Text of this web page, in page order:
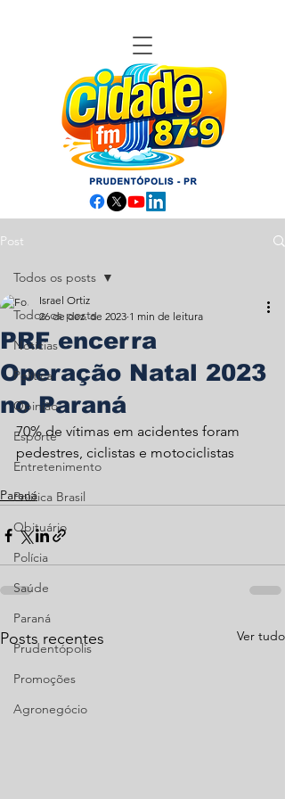
Post
Todos os posts
Notícias
Política
Opinião
Esporte
Entretenimento
Política Brasil
Obituário
Polícia
Saúde
Paraná
Prudentópolis
Promoções
Agronegócio
Todos os posts
PRF encerra
Operação Natal 2023
no Paraná
Israel Ortiz
26 de dez. de 2023 1 min de leitura
70% de vítimas em acidentes foram
pedestres, ciclistas e motociclistas
Paraná
Posts recentes Ver tudo